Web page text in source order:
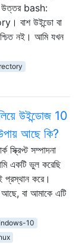
উত্তর bash:
বাশ উইন্ডো বা
নই। আমি যখন
উইন্ডোজ 10
আছে কি?
সম্পাদনা
একটি ভুল করেছি
প্রস্থান করে।
আছে, বা আমাকে এটি
10